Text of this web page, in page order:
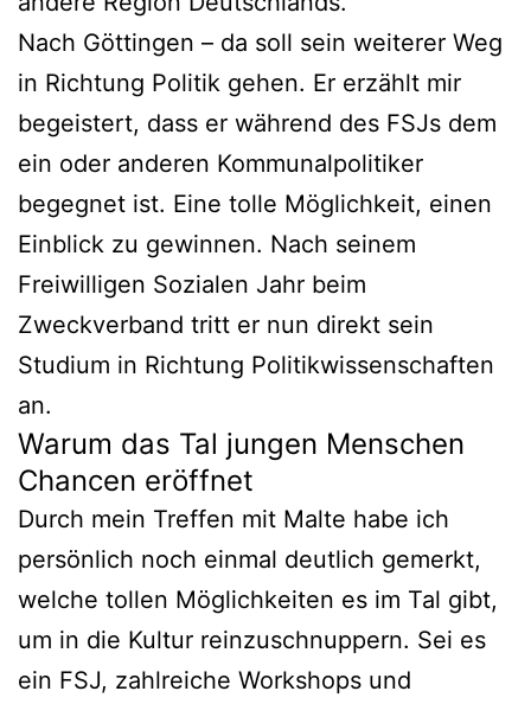
Nach Göttingen – da soll sein weiterer Weg
in Richtung Politik gehen. Er erzählt mir
begeistert, dass er während des FSJs dem
ein oder anderen Kommunalpolitiker
begegnet ist. Eine tolle Möglichkeit, einen
Einblick zu gewinnen. Nach seinem
Freiwilligen Sozialen Jahr beim
Zweckverband tritt er nun direkt sein
Studium in Richtung Politikwissenschaften
an.
Warum das Tal jungen Menschen
Chancen eröffnet
Durch mein Treffen mit Malte habe ich
persönlich noch einmal deutlich gemerkt,
welche tollen Möglichkeiten es im Tal gibt,
um in die Kultur reinzuschnuppern. Sei es
ein FSJ, zahlreiche Workshops und